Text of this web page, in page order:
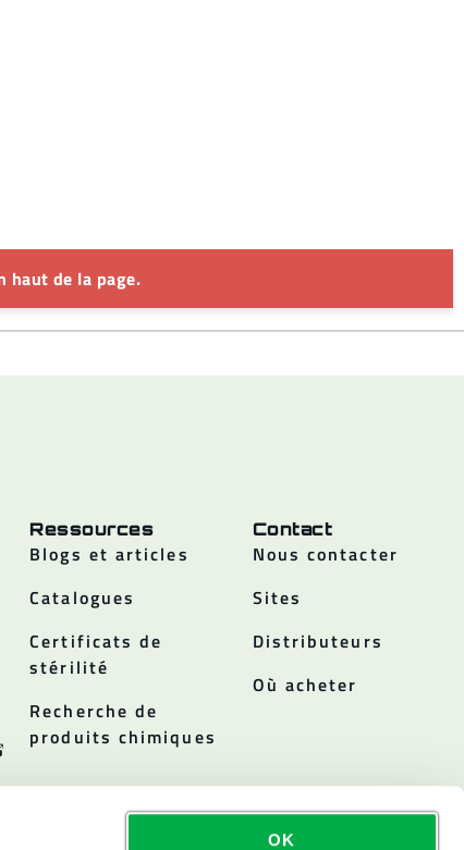
OK
haut de la page.
Ressources
Blogs et articles
Catalogues
Certificats de
stérilité
Recherche de
produits chimiques
Contact
Nous contacter
Sites
Distributeurs
Où acheter